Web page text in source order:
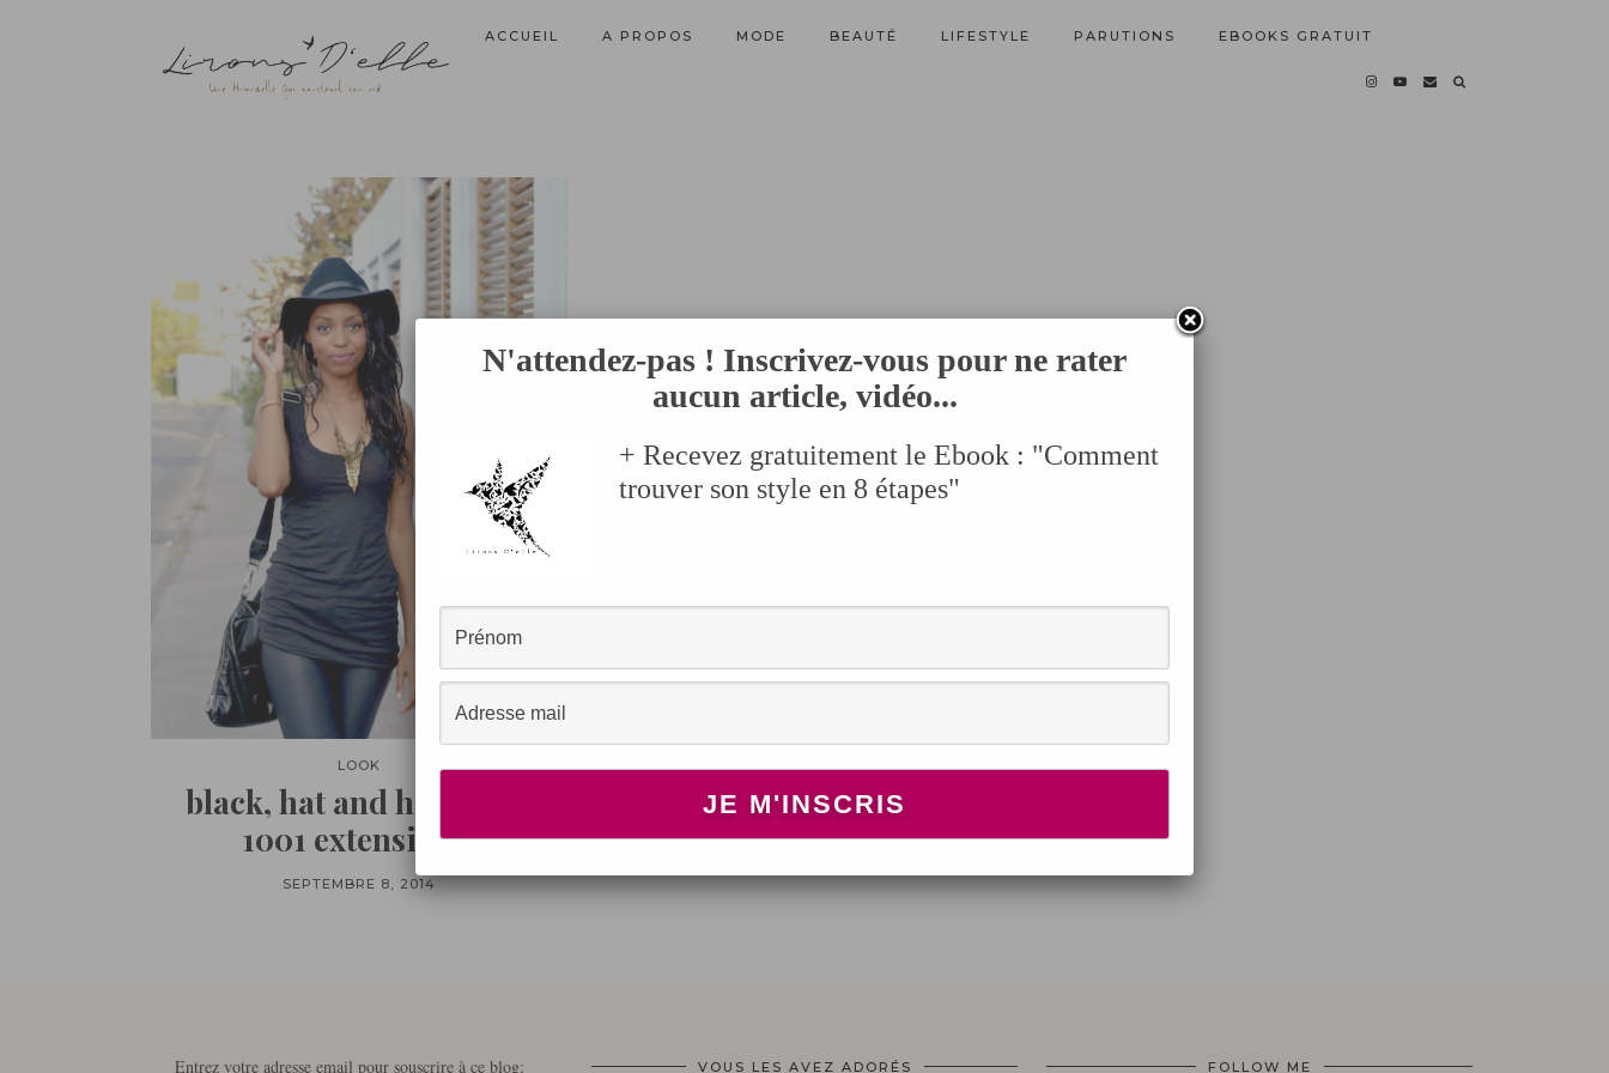
ACCUEIL A PROPOS MODE BEAUTÉ LIFESTYLE PARUTIONS EBOOKS GRATUIT
LOOK
black, hat and hair (Test
1001 extensions)
SEPTEMBRE 8, 2014
Entrez votre adresse email pour souscrire à ce blog: VOUS LES AVEZ ADORÉS FOLLOW ME
N'attendez-pas ! Inscrivez-vous pour ne rater
aucun article, vidéo...
+ Recevez gratuitement le Ebook : "Comment
trouver son style en 8 étapes"